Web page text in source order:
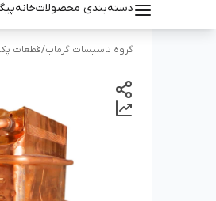
دسته‌بندی محصولاتخانه
گروه تاسیسات گرماب/قطعات